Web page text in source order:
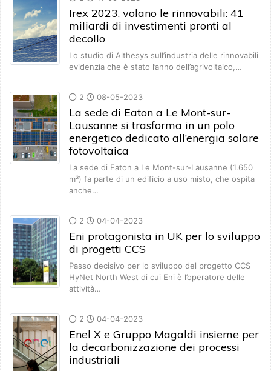
Irex 2023, volano le rinnovabili: 41
miliardi di investimenti pronti al
decollo
Lo studio di Althesys sull’industria delle rinnovabili
evidenzia che è stato l’anno dell’agrivoltaico,…
2 08-05-2023
La sede di Eaton a Le Mont-sur-
Lausanne si trasforma in un polo
energetico dedicato all’energia solare
fotovoltaica
La sede di Eaton a Le Mont-sur-Lausanne (1.650
m²) fa parte di un edificio a uso misto, che ospita
anche…
2 04-04-2023
Eni protagonista in UK per lo sviluppo
di progetti CCS
Passo decisivo per lo sviluppo del progetto CCS
HyNet North West di cui Eni è l’operatore delle
attività…
2 04-04-2023
Enel X e Gruppo Magaldi insieme per
la decarbonizzazione dei processi
industriali